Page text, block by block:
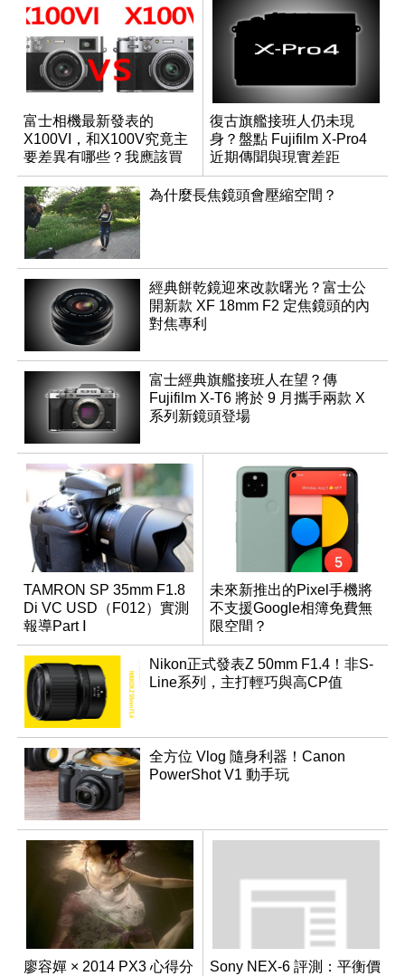
富士相機最新發表的
X100VI，和X100V究竟主
要差異有哪些？我應該買
哪一台？
復古旗艦接班人仍未現
身？盤點 Fujifilm X-Pro4
近期傳聞與現實差距
為什麼長焦鏡頭會壓縮空間？
經典餅乾鏡迎來改款曙光？富士公
開新款 XF 18mm F2 定焦鏡頭的內
對焦專利
富士經典旗艦接班人在望？傳
Fujifilm X-T6 將於 9 月攜手兩款 X
系列新鏡頭登場
TAMRON SP 35mm F1.8
Di VC USD（F012）實測
報導Part Ⅰ
未來新推出的Pixel手機將
不支援Google相簿免費無
限空間？
Nikon正式發表Z 50mm F1.4！非S-
Line系列，主打輕巧與高CP值
全方位 Vlog 隨身利器！Canon
PowerShot V1 動手玩
廖容嬋 × 2014 PX3 心得分
Sony NEX-6 評測：平衡價